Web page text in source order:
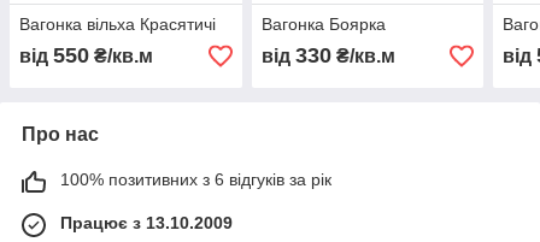
Вагонка вільха Красятичі
від 550 ₴/кв.м
Вагонка Боярка
від 330₴/кв.м від
Про нас
100% позитивних з 6 відгуків за рік
Працює з 13.10.2009